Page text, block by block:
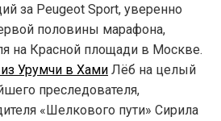
за Peugeot Sport, уверенно
половины марафона,
на Красной площади в Москве.
из Урумчи в Хами Лёб на целый
преследователя,
«Шелкового пути» Сирила